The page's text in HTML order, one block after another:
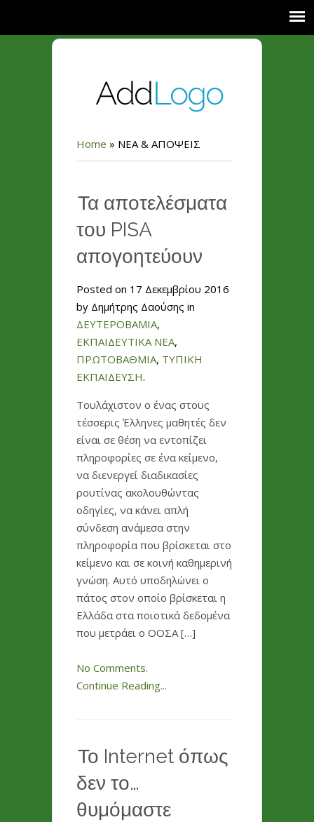
Home » ΝΕΑ & ΑΠΟΨΕΙΣ
Τα αποτελέσματα
του PISA
απογοητεύουν
Posted on 17 Δεκεμβρίου 2016
by Δημήτρης Δαούσης in
ΔΕΥΤΕΡΟΒΑΜΙΑ,
ΕΚΠΑΙΔΕΥΤΙΚΑ ΝΕΑ,
ΠΡΩΤΟΒΑΘΜΙΑ, ΤΥΠΙΚΗ
ΕΚΠΑΙΔΕΥΣΗ.
Τουλάχιστον ο ένας στους
τέσσερις Έλληνες μαθητές δεν
είναι σε θέση να εντοπίζει
πληροφορίες σε ένα κείμενο,
να διενεργεί διαδικασίες
ρουτίνας ακολουθώντας
οδηγίες, να κάνει απλή
σύνδεση ανάμεσα στην
πληροφορία που βρίσκεται στο
κείμενο και σε κοινή καθημερινή
γνώση. Αυτό υποδηλώνει ο
πάτος στον οποίο βρίσκεται η
Ελλάδα στα ποιοτικά δεδομένα
που μετράει ο ΟΟΣΑ […]
No Comments.
Continue Reading...
Το Internet όπως
δεν το…
θυμόμαστε